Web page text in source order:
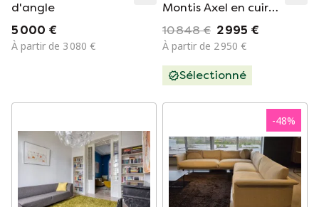
d'angle
5 000 €
À partir de 3 080 €
Montis Axel en cuir
noir
10 848 € 2 995 €
À partir de 2 950 €
Sélectionné
-48%